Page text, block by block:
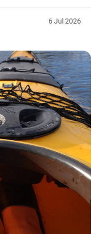
6Jul 2026